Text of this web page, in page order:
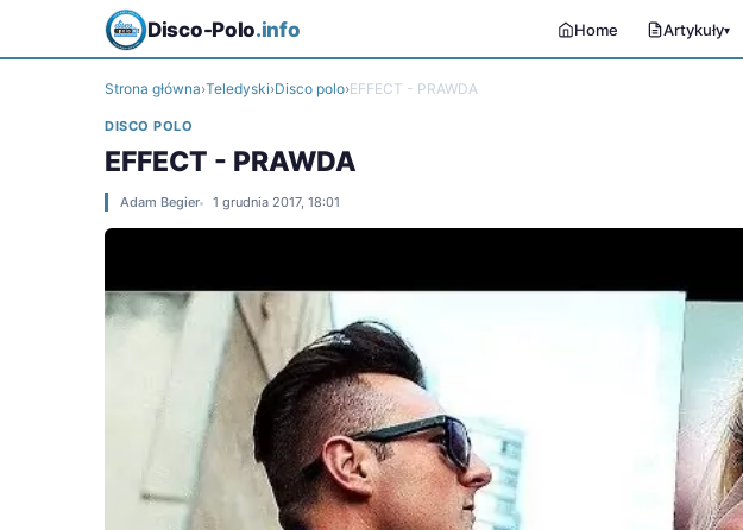
Disco-Polo.info Home Artykuły▾
Strona główna›Teledyski›Disco polo›EFFECT - PRAWDA
DISCO POLO
EFFECT - PRAWDA
Adam Begier 1 grudnia 2017, 18:01